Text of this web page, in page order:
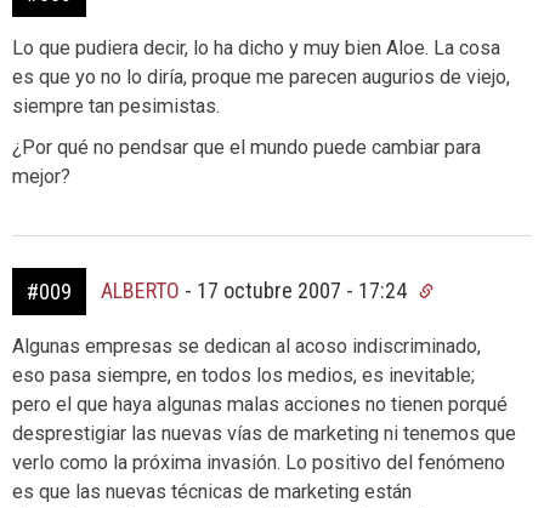
Lo que pudiera decir, lo ha dicho y muy bien Aloe. La cosa
es que yo no lo diría, proque me parecen augurios de viejo,
siempre tan pesimistas.
¿Por qué no pendsar que el mundo puede cambiar para
mejor?
#009 ALBERTO - 17 octubre 2007 - 17:24
Algunas empresas se dedican al acoso indiscriminado,
eso pasa siempre, en todos los medios, es inevitable;
pero el que haya algunas malas acciones no tienen porqué
desprestigiar las nuevas vías de marketing ni tenemos que
verlo como la próxima invasión. Lo positivo del fenómeno
es que las nuevas técnicas de marketing están